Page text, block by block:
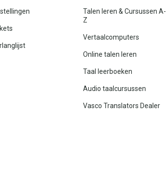
Talen leren & Cursussen A-
Z
Vertaalcomputers
Online talen leren
Taal leerboeken
Audio taalcursussen
Vasco Translators Dealer